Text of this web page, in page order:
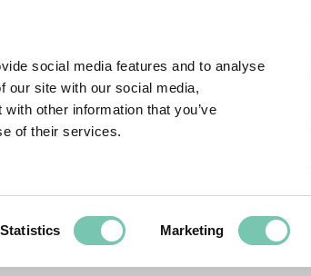
social media features and to analyse
our site with our social media,
other information that you’ve
of their services.
Statistics Marketing
Por favor, déjanos tus  detalles más abajo y
a ti lo antes posible.